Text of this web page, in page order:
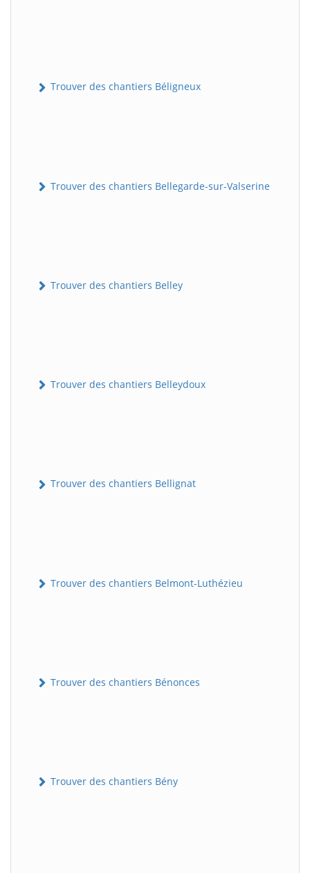
Trouver des chantiers Béligneux
Trouver des chantiers Bellegarde-sur-Valserine
Trouver des chantiers Belley
Trouver des chantiers Belleydoux
Trouver des chantiers Bellignat
Trouver des chantiers Belmont-Luthézieu
Trouver des chantiers Bénonces
Trouver des chantiers Bény